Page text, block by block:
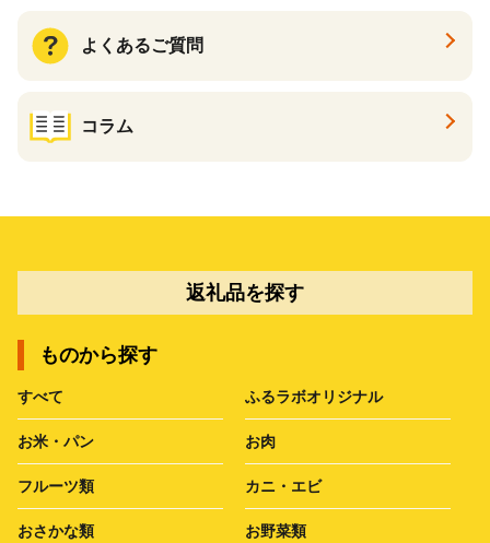
よくあるご質問
コラム
返礼品を探す
ものから探す
すべて ふるラボオリジナル
お米・パン お肉
フルーツ類 カニ・エビ
おさかな類 お野菜類